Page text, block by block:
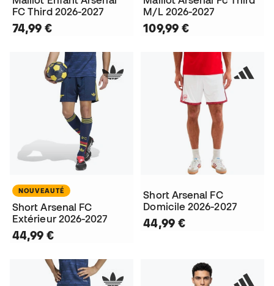
FC Third 2026-2027
74,99 €
M/L 2026-2027
109,99 €
NOUVEAUTÉ
Short Arsenal FC
Extérieur 2026-2027
44,99 €
Short Arsenal FC
Domicile 2026-2027
44,99 €